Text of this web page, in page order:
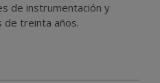
de instrumentación y
de treinta años.